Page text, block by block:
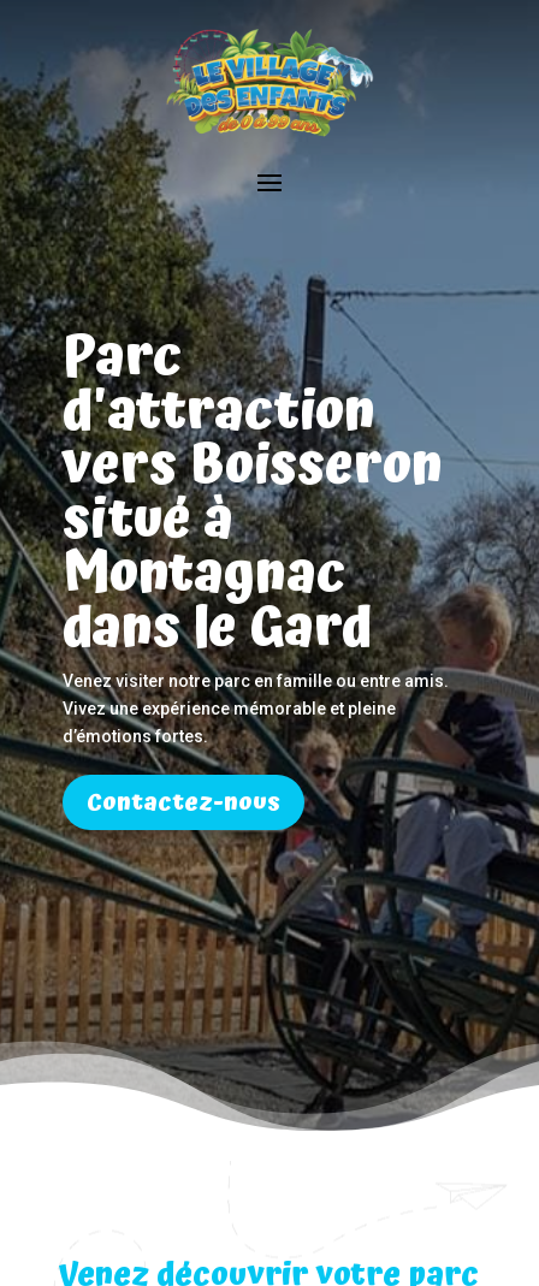
Parc
d'attraction
vers Boisseron
situé à
Montagnac
dans le Gard
Venez visiter notre parc en famille ou entre amis.
Vivez une expérience mémorable et pleine
d’émotions fortes.
Contactez-nous
Venez découvrir votre parc